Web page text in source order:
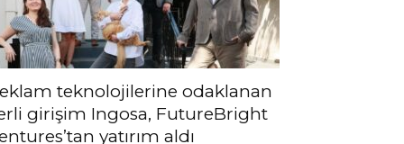
teknolojilerine odaklanan
girişim Ingosa, FutureBright
yatırım aldı